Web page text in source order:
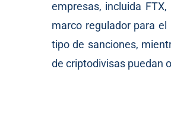
empresas, incluida FTX,
marco regulador para
tipo de sanciones,
de criptodivisas puedan